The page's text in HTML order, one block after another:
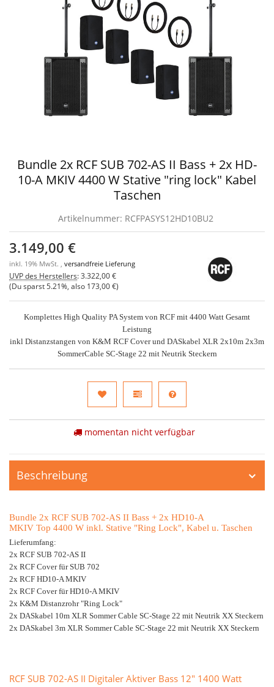
Bundle 2x RCF SUB 702-AS II Bass + 2x HD-
10-A MKIV 4400 W Stative "ring lock" Kabel
Taschen
Artikelnummer: RCFPASYS12HD10BU2
3.149,00 €
inkl. 19% MwSt. , versandfreie Lieferung
UVP des Herstellers:3.322,00 €
(Du sparst 5.21% , also 173,00 €)
Komplettes High Quality PA System von RCF mit 4400 Watt Gesamt
Leistung
inkl Distanzstangen von K&M RCF Cover und DASkabel XLR 2x10m 2x3m
SommerCable SC-Stage 22 mit Neutrik Steckern
momentan nicht verfügbar
Beschreibung
Bundle 2x RCF SUB 702-AS II Bass + 2x HD10-A
MKIV Top 4400 W inkl. Stative "Ring Lock", Kabel u. Taschen
Lieferumfang:
2x RCF SUB 702-AS II
2x RCF Cover für SUB 702
2x RCF HD10-A MKIV
2x RCF Cover für HD10-A MKIV
2x K&M Distanzrohr "Ring Lock"
2x DASkabel 10m XLR Sommer Cable SC-Stage 22 mit Neutrik XX Steckern
2x DASkabel 3m XLR Sommer Cable SC-Stage 22 mit Neutrik XX Steckern
RCF SUB 702-AS II Digitaler Aktiver Bass 12" 1400 Watt